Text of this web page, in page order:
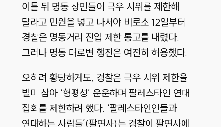
이틀 뒤 명동 상인들이 극우 시위를 제한해
달라고 민원을 넣고 나서야 비로소 12일부터
경찰은 명동거리 진입 제한 통고를 내렸다.
그러나 명동 대로변 행진은 여전히 허용했다.
오히려 황당하게도, 경찰은 극우 시위 제한을
빌미 삼아 ‘형평성’ 운운하며 팔레스타인 연대
집회를 제한하려 했다. ‘팔레스타인인들과
연대하는 사람들’(팔연사)는 경찰이 팔연사에